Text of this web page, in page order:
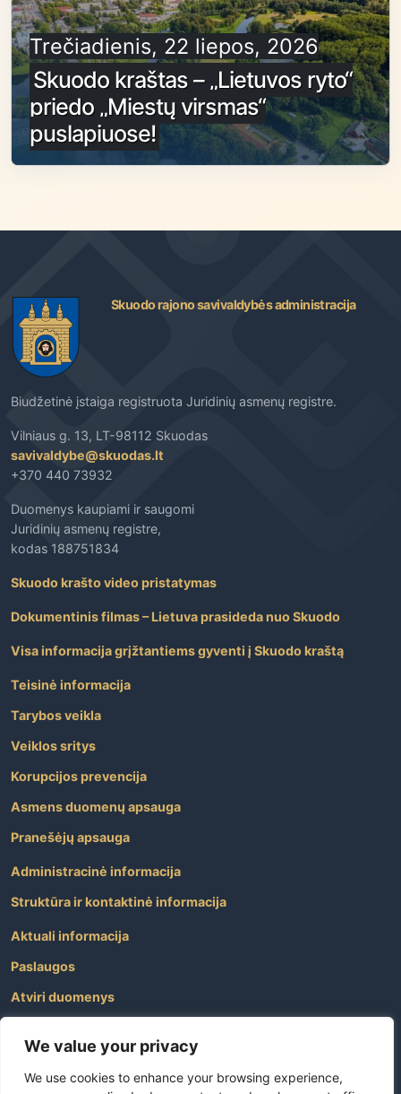
We value your privacy
We use cookies to enhance your browsing experience,
Trečiadienis, 22 liepos, 2026
Skuodo kraštas – „Lietuvos ryto“
priedo „Miestų virsmas“
puslapiuose!
Skuodo rajono savivaldybės administracija
Biudžetinė įstaiga registruota Juridinių asmenų registre.
Vilniaus g. 13, LT-98112 Skuodas
savivaldybe@skuodas.lt
+370 440 73932
Duomenys kaupiami ir saugomi
Juridinių asmenų registre,
kodas 188751834
Skuodo krašto video pristatymas
Dokumentinis filmas – Lietuva prasideda nuo Skuodo
Visa informacija grįžtantiems gyventi į Skuodo kraštą
Teisinė informacija
Tarybos veikla
Veiklos sritys
Korupcijos prevencija
Asmens duomenų apsauga
Pranešėjų apsauga
Administracinė informacija
Struktūra ir kontaktinė informacija
Aktuali informacija
Paslaugos
Atviri duomenys
Dažniausiai užduodami klausimai
Apie savivaldybę